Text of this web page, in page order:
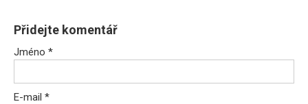
Přidejte komentář
Jméno *
E-mail *